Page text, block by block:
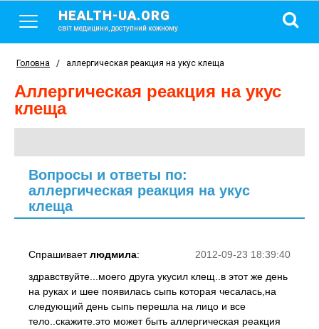
HEALTH-UA.ORG
світ медицини, доступний кожному
Головна / аллергическая реакция на укус клеща
аллергическая реакция на укус
клеща
Вопросы и ответы по:
аллергическая реакция на укус
клеща
2012-09-23 18:39:40
Спрашиваетлюдмила:
здравствуйте...моего друга укусил клещ..в этот же день
на руках и шее появилась сыпь которая чесалась,на
следующий день сыпь перешла на лицо и все
тело..скажите.это может быть аллергическая реакция